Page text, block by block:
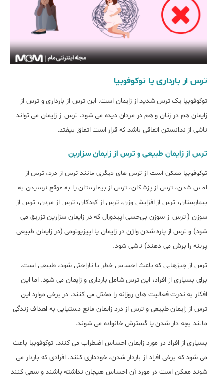
ترس از بارداری یا توکوفوبیا
توکوفوبیا یک ترس شدید از زایمان است. این ترس از بارداری و ترس از
زایمان هم در زنان و هم در مردان دیده می شود. ترس از زایمان می تواند
ناشی از ندانستن اتفاقی باشد که قرار است اتفاق بیفتد.
ترس از زایمان طبیعی و ترس از زایمان سزارین
توکوفوبیا ممکن است از ترس های دیگری مانند ترس از درد، ترس از
لمس شدن، ترس از پزشکان، ترس از بیمارستان یا به موقع نرسیدن به
بیمارستان، ترس از افزایش وزن، ترس از کودکان، ترس از مردن، ترس از
سوزن ( ترس از سوزن بی‌حسی اپیدورال که در زایمان سزارین تزریق می
شود) و ترس از پاره شدن واژن در زایمان یا اپیزیوتومی (در زایمان طبیعی
پرینه را برش می دهند) ناشی شود.
ترس از چیزهایی که باعث احساس خطر یا ناراحتی شود، طبیعی است.
برای بسیاری از افراد، این ترس شامل بارداری و زایمان می شود. اما این
افکار به ندرت فعالیت های روزانه را مختل می کنند. در برخی موارد این
ترس از زایمان طبیعی و ترس از درد زایمان مانع دستیابی به اهداف زندگی
مانند بچه دار شدن یا گسترش خانواده می شوند.
بسیاری از افراد در مورد زایمان احساس اضطراب می کنند. توکوفوبیا باعث
می شود که برخی افراد از باردار شدن، خودداری کنند. افرادی که باردار می
شوند ممکن است در مورد آن احساس هیجان نداشته باشند و سعی کنند